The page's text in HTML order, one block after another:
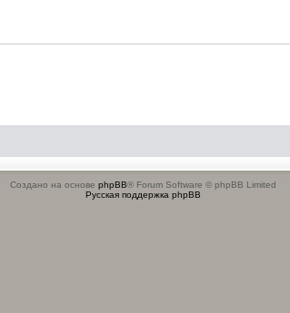
Создано на основе phpBB® Forum Software © phpBB Limited
Русская поддержка phpBB